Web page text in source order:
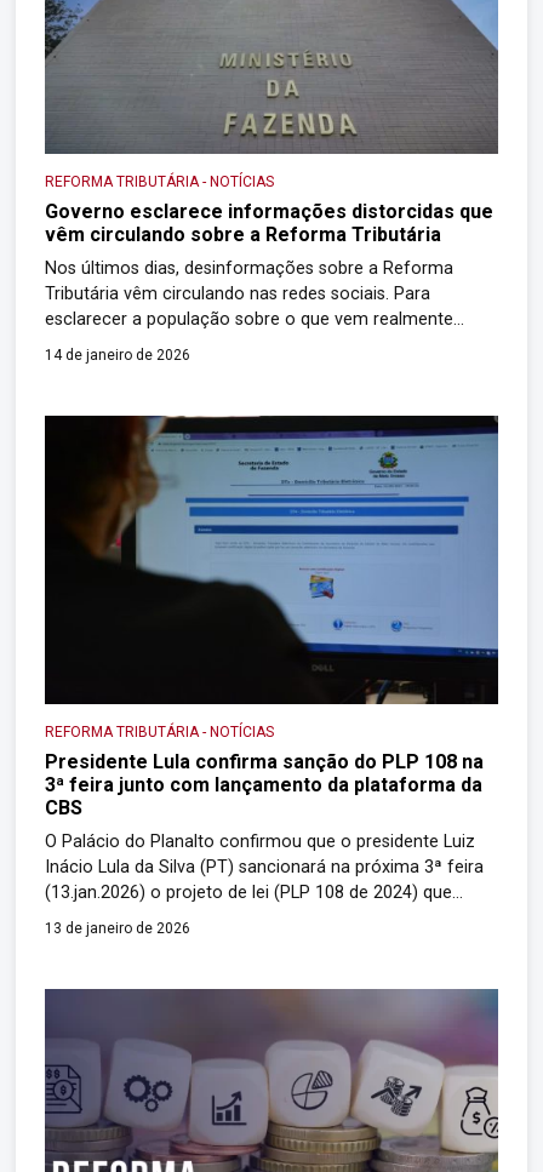
REFORMA TRIBUTÁRIA- NOTÍCIAS
Governo esclarece informações distorcidas que
vêm circulando sobre a Reforma Tributária
Nos últimos dias, desinformações sobre a Reforma
Tributária vêm circulando nas redes sociais. Para
esclarecer a população sobre o que vem realmente
acontecendo, o Palácio do Planalto publicou
esclarecimentos a respeito. Confira as principais fake
sobre cada uma delas: “Pedreiros, jardineiros, pintores e
quaisquer outros prestadores de […]
14 de janeiro de 2026
REFORMA TRIBUTÁRIA- NOTÍCIAS
Presidente Lula confirma sanção do PLP 108 na
3ª feira junto com lançamento da plataforma da
CBS
O Palácio do Planalto confirmou que o presidente Luiz
Inácio Lula da Silva (PT) sancionará na próxima 3ª feira
(13.jan.2026) o projeto de lei (PLP 108 de 2024) que
marca a 2ª etapa de regulamentação da reforma
13 de janeiro de 2026